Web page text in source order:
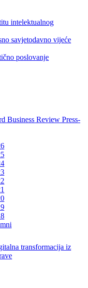
intelektualnog
savjetodavno vijeće
poslovanje
Business Review Press-
transformacija iz